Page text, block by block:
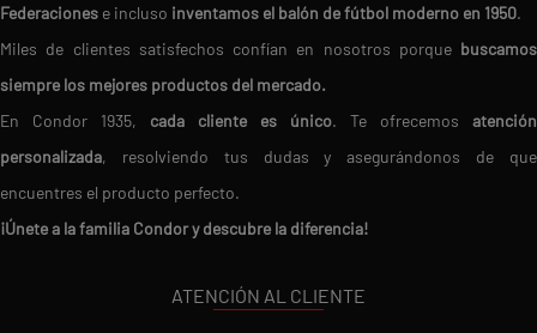
Federaciones e incluso inventamos el balón de fútbol moderno en 1950.
Miles de clientes satisfechos confían en nosotros porque buscamos
siempre los mejores productos del mercado.
En Condor 1935, cada cliente es único. Te ofrecemos atención
personalizada, resolviendo tus dudas y asegurándonos de que
encuentres el producto perfecto.
¡Únete a la familia Condor y descubre la diferencia!
ATENCIÓN AL CLIENTE